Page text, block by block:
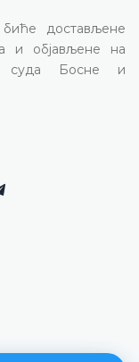
достављене
и објављене на
суда Босне и